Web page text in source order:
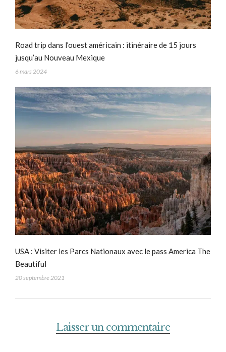
Road trip dans l’ouest américain : itinéraire de 15 jours
jusqu’au Nouveau Mexique
6 mars 2024
USA : Visiter les Parcs Nationaux avec le pass America The
Beautiful
20 septembre 2021
Laisser un commentaire